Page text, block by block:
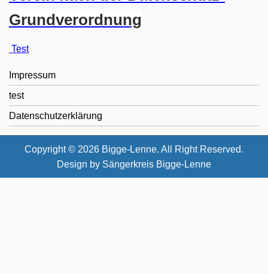
Grundverordnung
Test
Impressum
test
Datenschutzerklärung
Copyright © 2026 Bigge-Lenne. All Right Reserved.
Design by Sängerkreis Bigge-Lenne